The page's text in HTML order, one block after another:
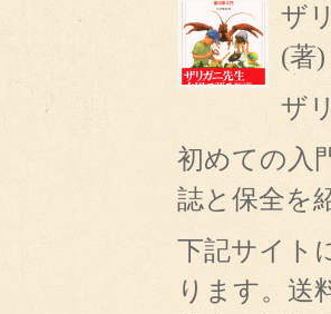
ザ
(著)
ザ
初めての入
誌と保全を
下記サイト
ります。送